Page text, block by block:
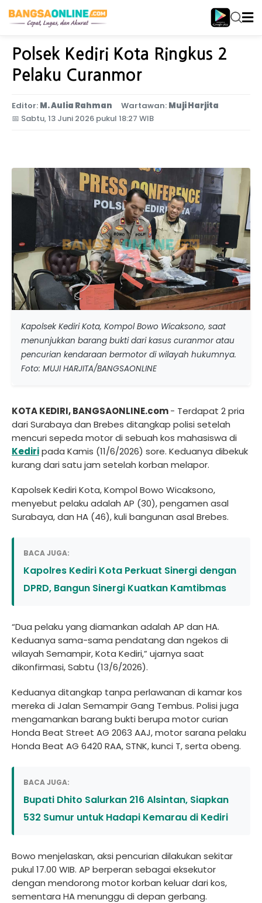
Home Jawa Timur
Polsek Kediri Kota Ringkus 2
Pelaku Curanmor
Editor: M. Aulia Rahman Wartawan: Muji Harjita
📅 Sabtu, 13 Juni 2026 pukul 18:27 WIB
Kapolsek Kediri Kota, Kompol Bowo Wicaksono, saat
menunjukkan barang bukti dari kasus curanmor atau
pencurian kendaraan bermotor di wilayah hukumnya.
Foto: MUJI HARJITA/BANGSAONLINE
KOTA KEDIRI, BANGSAONLINE.com- Terdapat 2 pria
dari Surabaya dan Brebes ditangkap polisi setelah
mencuri sepeda motor di sebuah kos mahasiswa di
Kediripada Kamis (11/6/2026) sore. Keduanya dibekuk
kurang dari satu jam setelah korban melapor.
Kapolsek Kediri Kota, Kompol Bowo Wicaksono,
menyebut pelaku adalah AP (30), pengamen asal
Surabaya, dan HA (46), kuli bangunan asal Brebes.
BACA JUGA:
Kapolres Kediri Kota Perkuat Sinergi dengan
DPRD, Bangun Sinergi Kuatkan Kamtibmas
“Dua pelaku yang diamankan adalah AP dan HA.
Keduanya sama-sama pendatang dan ngekos di
wilayah Semampir, Kota Kediri,” ujarnya saat
dikonfirmasi, Sabtu (13/6/2026).
Keduanya ditangkap tanpa perlawanan di kamar kos
mereka di Jalan Semampir Gang Tembus. Polisi juga
mengamankan barang bukti berupa motor curian
Honda Beat Street AG 2063 AAJ, motor sarana pelaku
Honda Beat AG 6420 RAA, STNK, kunci T, serta obeng.
BACA JUGA:
Bupati Dhito Salurkan 216 Alsintan, Siapkan
532 Sumur untuk Hadapi Kemarau di Kediri
Bowo menjelaskan, aksi pencurian dilakukan sekitar
pukul 17.00 WIB. AP berperan sebagai eksekutor
dengan mendorong motor korban keluar dari kos,
sementara HA menunggu di depan gerbang.